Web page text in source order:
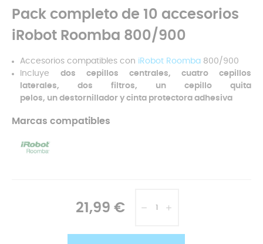
Pack completo de 10 accesorios
iRobot Roomba 800/900
Accesorios compatibles con iRobot Roomba 800/900
Incluye dos cepillos centrales, cuatro cepillos
laterales, dos filtros, un cepillo quita
pelos, un destornillador y cinta protectora adhesiva
Marcas compatibles
21,99 €